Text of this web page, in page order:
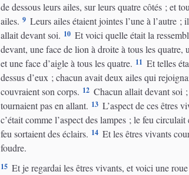
de dessous leurs ailes, sur leurs quatre côtés ; et
ailes. 9 Leurs ailes étaient jointes l’une à l’autre
allait devant soi. 10 Et voici quelle était la
devant, une face de lion à droite à tous les quatre,
et une face d’aigle à tous les quatre. 11 Et telles
dessus d’eux ; chacun avait deux ailes qui
couvraient son corps. 12 Chacun allait devant soi
tournaient pas en allant. 13 L’aspect de ces êtres
c’était comme l’aspect des lampes ; le feu
feu sortaient des éclairs. 14 Et les êtres vivants
foudre.
15 Et je regardai les êtres vivants, et voici une